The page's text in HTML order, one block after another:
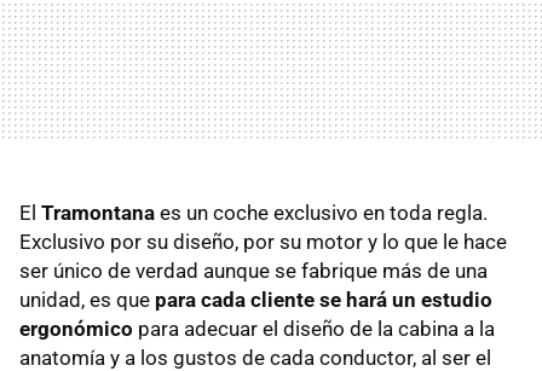
El Tramontana es un coche exclusivo en toda regla.
Exclusivo por su diseño, por su motor y lo que le hace
ser único de verdad aunque se fabrique más de una
unidad, es que para cada cliente se hará un estudio
ergonómico para adecuar el diseño de la cabina a la
anatomía y a los gustos de cada conductor, al ser el